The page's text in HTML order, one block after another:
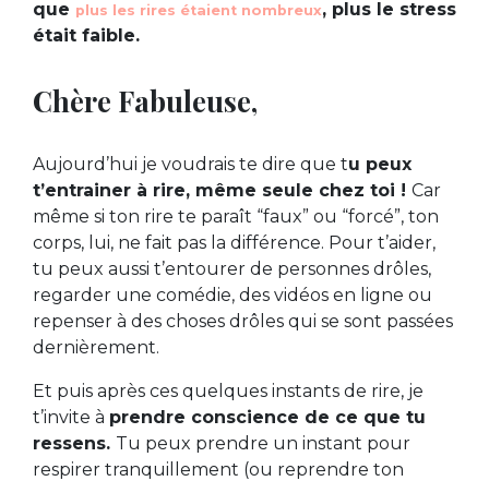
que plus les rires étaient nombreux, plus le stress
était faible.
Chère Fabuleuse,
Aujourd’hui je voudrais te dire que tu peux
t’entrainer à rire, même seule chez toi ! Car
même si ton rire te paraît “faux” ou “forcé”, ton
corps, lui, ne fait pas la différence. Pour t’aider,
tu peux aussi t’entourer de personnes drôles,
regarder une comédie, des vidéos en ligne ou
repenser à des choses drôles qui se sont passées
dernièrement.
Et puis après ces quelques instants de rire, je
t’invite à prendre conscience de ce que tu
ressens. Tu peux prendre un instant pour
respirer tranquillement (ou reprendre ton